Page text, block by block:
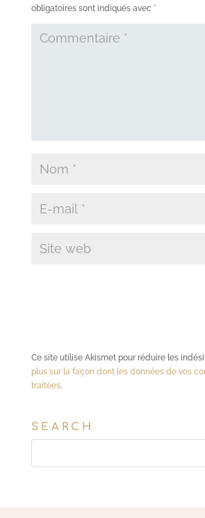
obligatoires sont indiqués avec *
Ce site utilise Akismet pour réduire les
plus sur la façon dont les données de vos
traitées.
SEARCH